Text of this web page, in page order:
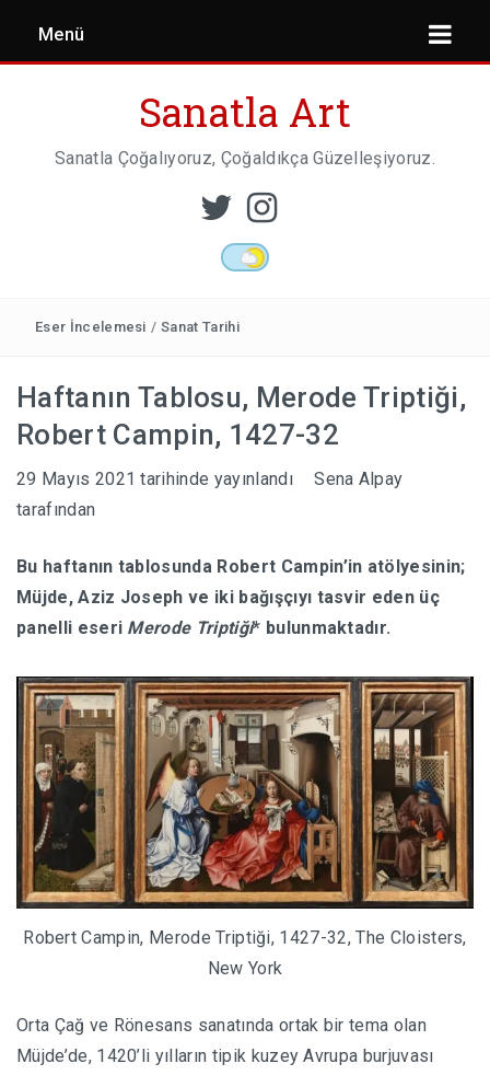
Menü
MIMARI
Sanatla Art
Sanatla Çoğalıyoruz, Çoğaldıkça Güzelleşiyoruz.
Eser İncelemesi / Sanat Tarihi
Haftanın Tablosu, Merode Triptiği,
Robert Campin, 1427-32
29 Mayıs 2021 tarihinde yayınlandı
Sena Alpay
tarafından
Bu haftanın tablosunda Robert Campin’in atölyesinin;
Müjde, Aziz Joseph ve iki bağışçıyı tasvir eden üç
panelli eseri Merode Triptiği* bulunmaktadır.
Robert Campin, Merode Triptiği, 1427-32, The Cloisters,
New York
Orta Çağ ve Rönesans sanatında ortak bir tema olan
Müjde’de, 1420’li yılların tipik kuzey Avrupa burjuvası